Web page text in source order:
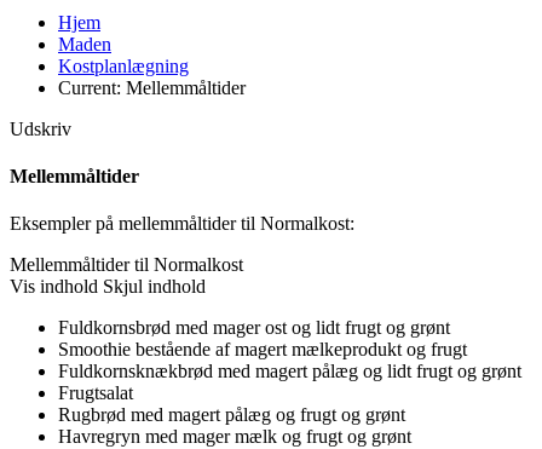
Hjem
Maden
Kostplanlægning
Current: Mellemmåltider
Udskriv
Mellemmåltider
Eksempler på mellemmåltider til Normalkost:
Mellemmåltider til Normalkost
Vis indhold Skjul indhold
Fuldkornsbrød med mager ost og lidt frugt og grønt
Smoothie bestående af magert mælkeprodukt og frugt
Fuldkornsknækbrød med magert pålæg og lidt frugt og grønt
Frugtsalat
Rugbrød med magert pålæg og frugt og grønt
Havregryn med mager mælk og frugt og grønt